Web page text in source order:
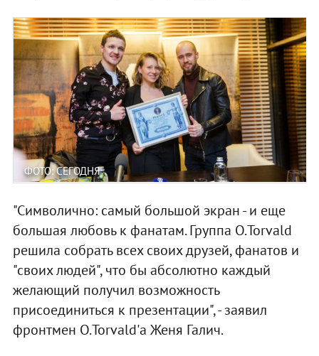
ФОТО: СЕГОДНЯ
"Символично: самый большой экран - и еще
большая любовь к фанатам. Группа О.Torvald
решила собрать всех своих друзей, фанатов и
"своих людей", что бы абсолютно каждый
желающий получил возможность
присоединиться к презентации", - заявил
фронтмен О.Torvald'а Женя Галич.